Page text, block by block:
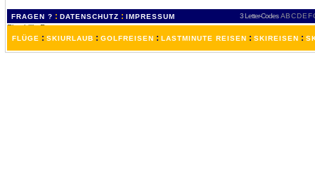
FRAGEN ? : DATENSCHUTZ : IMPRESSUM 3 Letter-Codes ABCDEF
FLÜGE : SKIURLAUB : GOLFREISEN : LASTMINUTE REISEN : SKIREISEN :